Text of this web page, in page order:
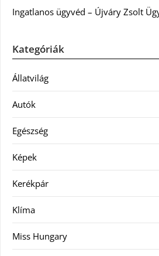
Ingatlanos ügyvéd – Újváry Zsolt
Kategóriák
Állatvilág
Autók
Egészség
Képek
Kerékpár
Klíma
Miss Hungary